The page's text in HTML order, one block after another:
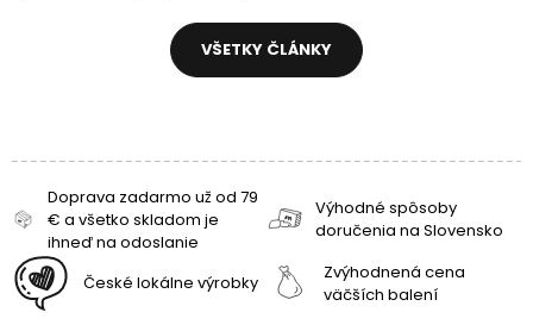
VŠETKY ČLÁNKY
Doprava zadarmo už od 79
€ a všetko skladom je
ihneď na odoslanie
Výhodné spôsoby
doručenia na Slovensko
České lokálne výrobky
Zvýhodnená cena
väčších balení